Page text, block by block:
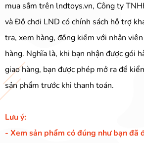
mua sắm trên lndtoys.vn, Công ty
và Đồ chơi LND có chính sách hỗ trợ
tra, xem hàng, đồng kiểm với nhân
hàng. Nghĩa là, khi bạn nhận được gói
giao hàng, bạn được phép mở ra để
sản phẩm trước khi thanh toán.
Lưu ý:
- Xem sản phẩm có đúng như bạn đã